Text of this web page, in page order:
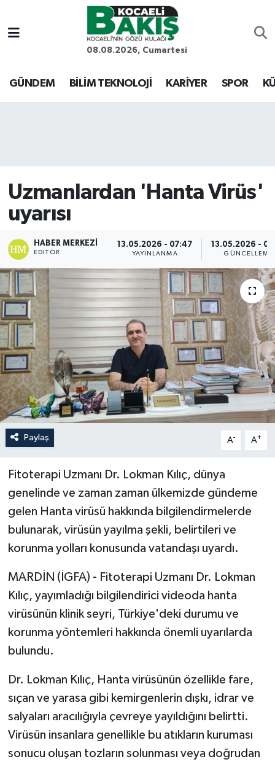
08.08.2026, Cumartesi
GÜNDEM BİLİM TEKNOLOJİ KARİYER SPOR
Uzmanlardan 'Hanta Virüs'
uyarısı
HABER MERKEZI
EDITÖR
13.05.2026 - 07:47
YAYINLANMA
13.05.2026 -
GÜNCELLEME
Paylaş A- A+
Fitoterapi Uzmanı Dr. Lokman Kılıç, dünya
genelinde ve zaman zaman ülkemizde gündeme
gelen Hanta virüsü hakkında bilgilendirmelerde
bulunarak, virüsün yayılma şekli, belirtileri ve
korunma yolları konusunda vatandaşı uyardı.
MARDİN (İGFA) - Fitoterapi Uzmanı Dr. Lokman
Kılıç, yayımladığı bilgilendirici videoda hanta
virüsünün klinik seyri, Türkiye'deki durumu ve
korunma yöntemleri hakkında önemli uyarılarda
bulundu.
Dr. Lokman Kılıç, Hanta virüsünün özellikle fare,
sıçan ve yarasa gibi kemirgenlerin dışkı, idrar ve
salyaları aracılığıyla çevreye yayıldığını belirtti.
Virüsün insanlara genellikle bu atıkların kuruması
sonucu oluşan tozların solunması veya doğrudan
Kocaeli Nöbetçi Eczaneler
Kocaeli Hava Durumu